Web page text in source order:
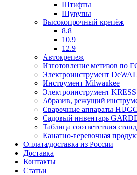
Штифты
Шурупы
Высокопрочный крепёж
8.8
10.9
12.9
Автокрепеж
Изготовление метизов по
Электроинструмент
Инструмент Milwaukee
Электроинструмент KRESS
Абразив, режущий
Сварочные аппараты
Садовый инвентарь
Таблица соответствия
Канатно-веревочная
Оплата/доставка из России
Доставка
Контакты
Статьи